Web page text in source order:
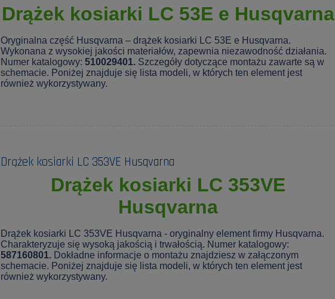
Drążek kosiarki LC 53E e Husqvarna
Oryginalna część Husqvarna – drążek kosiarki LC 53E e Husqvarna.
Wykonana z wysokiej jakości materiałów, zapewnia niezawodność działania.
Numer katalogowy:510029401. Szczegóły dotyczące montażu zawarte są w
schemacie. Poniżej znajduje się lista modeli, w których ten element jest
również wykorzystywany.
Drążek kosiarki LC 353VE Husqvarna
Drążek kosiarki LC 353VE
Husqvarna
Drążek kosiarki LC 353VE Husqvarna - oryginalny element firmy Husqvarna.
Charakteryzuje się wysoką jakością i trwałością. Numer katalogowy:
587160801. Dokładne informacje o montażu znajdziesz w załączonym
schemacie. Poniżej znajduje się lista modeli, w których ten element jest
również wykorzystywany.